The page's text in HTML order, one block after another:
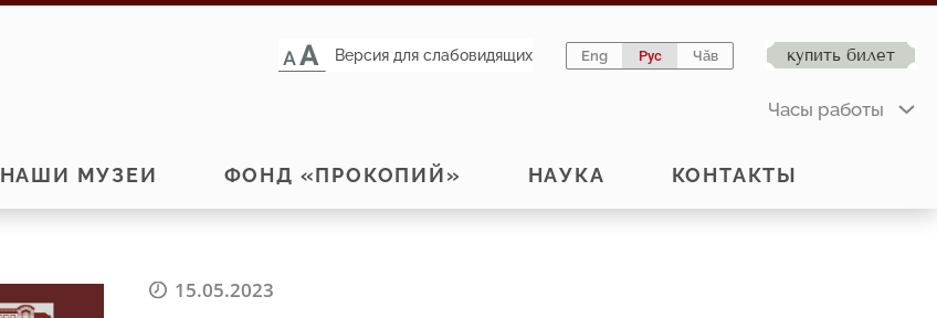
Версия для слабовидящих Eng Рус Чӑв купить билет
Часы работы
НАШИ МУЗЕИ ФОНД «ПРОКОПИЙ» НАУКА КОНТАКТЫ
15.05.2023